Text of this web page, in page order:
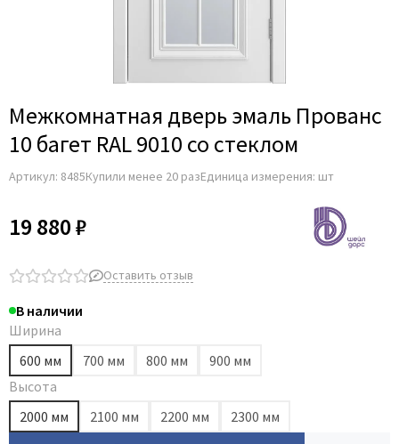
Межкомнатная дверь эмаль Прованс
10 багет RAL 9010 со стеклом
Артикул: 8485Купили менее 20 разЕдиница измерения: шт
19 880 ₽
Оставить отзыв
В наличии
Ширина
600 мм
700 мм 800 мм
900 мм
Высота
2000 мм
2100 мм 2200 мм 2300 мм